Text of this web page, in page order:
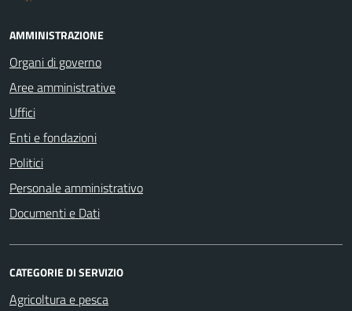
AMMINISTRAZIONE
Organi di governo
Aree amministrative
Uffici
Enti e fondazioni
Politici
Personale amministrativo
Documenti e Dati
CATEGORIE DI SERVIZIO
Agricoltura e pesca